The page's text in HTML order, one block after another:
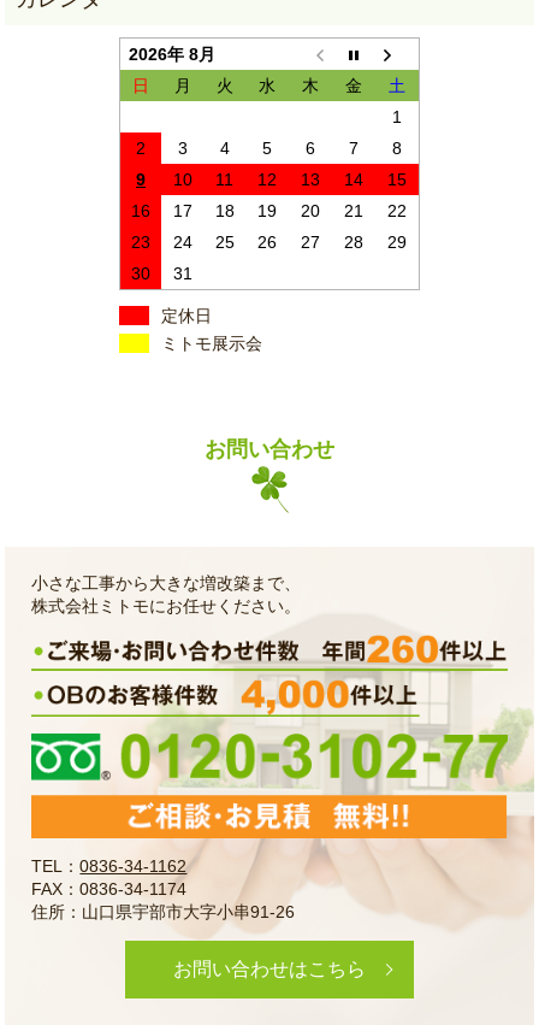
2026年 8月
日
月 火 水 木 金
土
1
2
3 4 5 6 7
8
9
10 11 12 13 14
15
16
17 18 19 20 21
22
23
24 25 26 27 28
29
30
31
定休日
ミトモ展示会
お問い合わせ
小さな工事から大きな増改築まで、
株式会社ミトモにお任せください。
TEL：0836-34-1162
FAX：0836-34-1174
住所：山口県宇部市大字小串91-26
お問い合わせはこちら